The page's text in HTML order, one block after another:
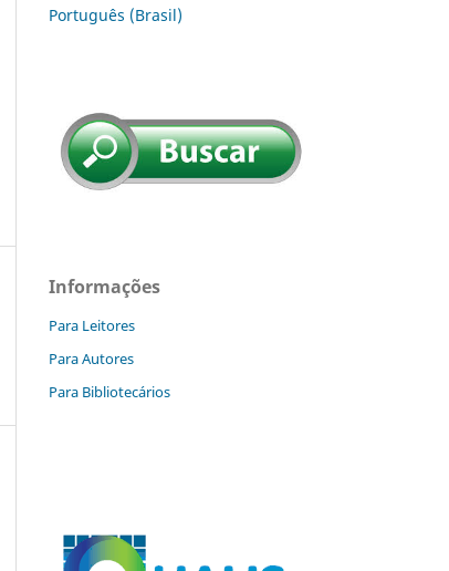
Português (Brasil)
Informações
Para Leitores
Para Autores
Para Bibliotecários